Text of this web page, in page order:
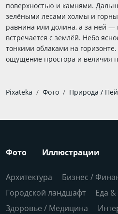
поверхностью и камнями.
зелёными лесами холмы и
равнина или долина, а за ней —
встречается с землёй. Небо
тонкими облаками на
ощущение простора и величия
Pixateka Фото Природа /
Фото Иллюстрации
Архитектура
Бизнес /
Городской ландшафт
Еда
Здоровье / Медицина